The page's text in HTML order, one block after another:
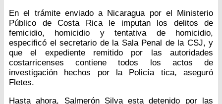
En el trámite enviado a Nicaragua por el Ministerio
Público de Costa Rica le imputan los delitos de
femicidio, homicidio y tentativa de homicidio,
especificó el secretario de la Sala Penal de la CSJ, y
que el expediente remitido por las autoridades
costarricenses contiene todos los actos de
investigación hechos por la Policía tica, aseguró
Fletes.
Hasta ahora, Salmerón Silva esta detenido por las